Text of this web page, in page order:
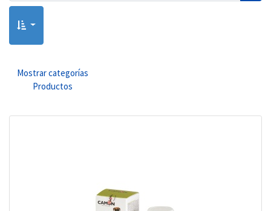
Mostrar categorías
Productos